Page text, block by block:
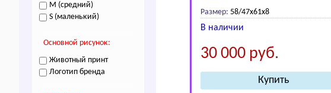
M (средний)
S (маленький)
Основной рисунок:
Животный принт
Логотип бренда
Размер: 58/47x61x8
В наличии
30 000 руб.